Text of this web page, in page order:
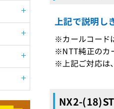
上記で説明し
※カールコード
※NTT純正のカ
※上記ご対応は
NX2-